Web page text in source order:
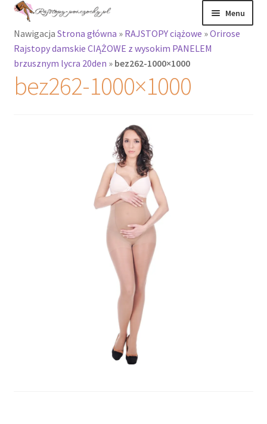
Przejdź
nawigacji
Przejdź
treści
Menu
Rajstopy
Rozwiń
menu
potomne
Nawigacja Strona główna » RAJSTOPY ciążowe »Orirose
Rajstopy damskie CIĄŻOWE z wysokim PANELEM
brzusznym lycra 20den » bez262-1000×1000
bez262-1000×1000